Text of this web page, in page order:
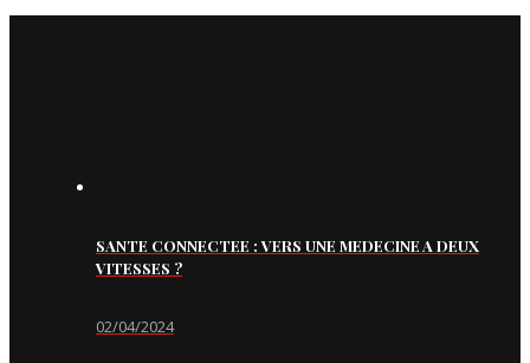
SANTE CONNECTEE : VERS UNE MEDECINE A DEUX
VITESSES ?
02/04/2024